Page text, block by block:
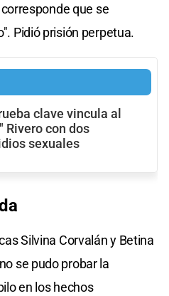
que se
Pidió prisión perpetua.
clave vincula al
Rivero con dos
sexuales
Silvina Corvalán y Betina
se pudo probar la
en los hechos